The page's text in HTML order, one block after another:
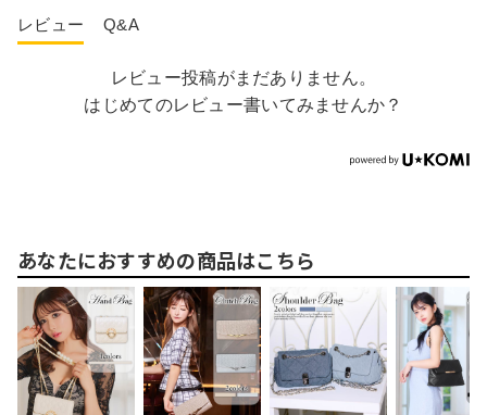
レビュー Q&A
レビュー投稿がまだありません。
はじめてのレビュー書いてみませんか？
あなたにおすすめの商品はこちら